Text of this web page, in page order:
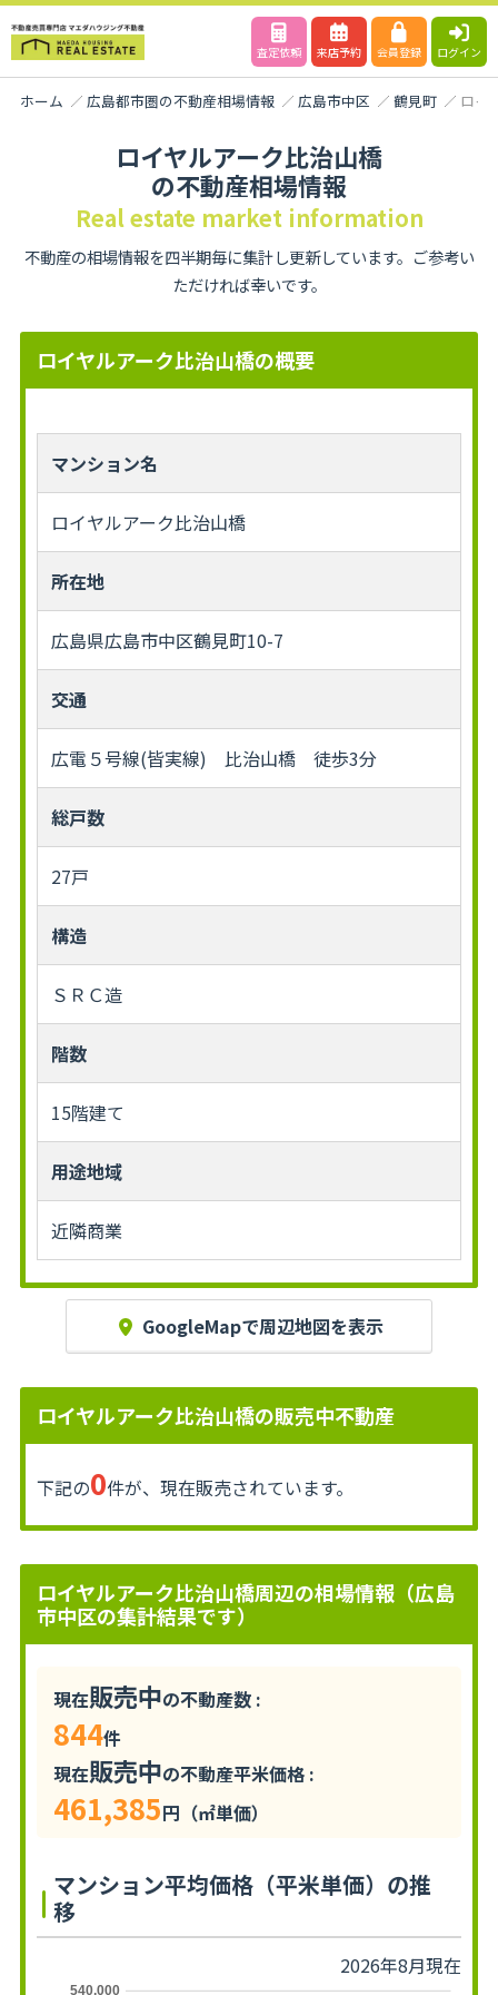
査定依頼 来店予約 会員登録 ログイン
ホーム 広島都市圏の不動産相場情報 広島市中区 鶴見町 ロイ
ロイヤルアーク比治山橋
の不動産相場情報
Real estate market information
不動産の相場情報を四半期毎に集計し更新しています。ご参考い
ただければ幸いです。
ロイヤルアーク比治山橋の概要
マンション名
ロイヤルアーク比治山橋
所在地
広島県広島市中区鶴見町10-7
交通
広電５号線(皆実線) 比治山橋 徒歩3分
総戸数
27戸
構造
ＳＲＣ造
階数
15階建て
用途地域
近隣商業
GoogleMapで周辺地図を表示
ロイヤルアーク比治山橋の販売中不動産
下記の0件が、現在販売されています。
ロイヤルアーク比治山橋周辺の相場情報（広島
市中区の集計結果です）
現在販売中の不動産数 :
844件
現在販売中の不動産平米価格 :
461,385円（㎡単価）
マンション平均価格（平米単価）の推
移
2026年8月現在
540,000